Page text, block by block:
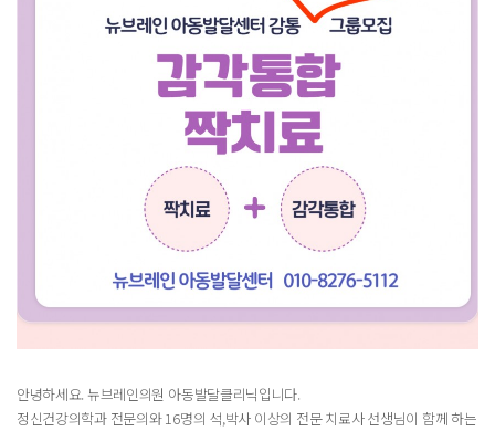
안녕하세요. 뉴브레인의원 아동발달클리닉입니다.
정신건강의학과 전문의와 16명의 석,박사 이상의 전문 치료사 선생님이 함께 하는